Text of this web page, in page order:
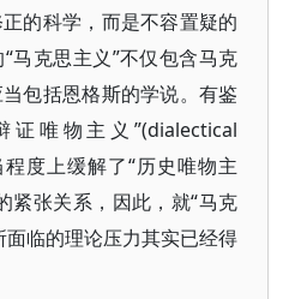
的科学，而是不容置疑的
马克思主义”不仅包含马克
包括恩格斯的学说。有鉴
唯物主义”(dialectical
度上缓解了“历史唯物主
紧张关系，因此，就“马克
临的理论压力其实已经得